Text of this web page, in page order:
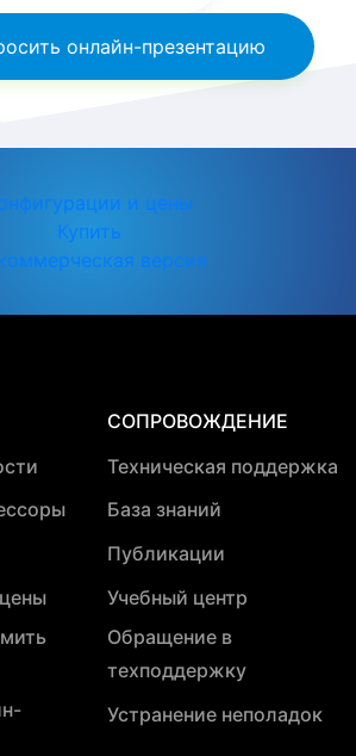
онлайн-презентацию
и цены
Купить
версия
СОПРОВОЖДЕНИЕ
Техническая поддержка
База знаний
Публикации
Учебный центр
Обращение в
техподдержку
Устранение неполадок